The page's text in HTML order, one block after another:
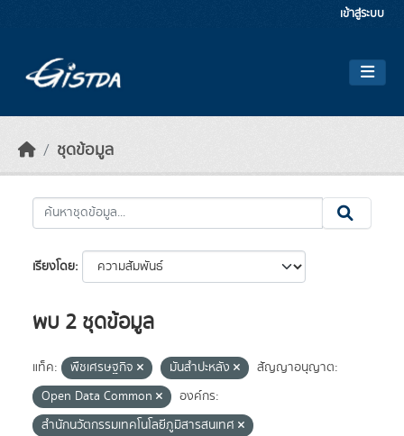
เข้าสู่ระบบ
ชุดข้อมูล
เรียงโดย
พบ 2 ชุดข้อมูล
แท็ค: พืชเศรษฐกิจ มันสำปะหลัง
สัญญาอนุญาต:
Open Data Common
องค์กร:
สำนักนวัตกรรมเทคโนโลยีภูมิสารสนเทศ